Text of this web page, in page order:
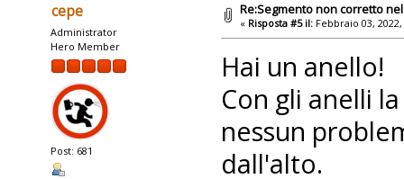
cepe
Administrator
Hero Member
Post: 681
Re:Segmento non corretto
« Risposta #5 il: Febbraio 03,
Hai un anello!
Con gli anelli
nessun
dall'alto.